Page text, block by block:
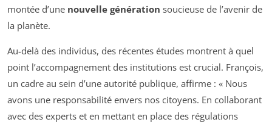
montée d’une nouvelle génération soucieuse de l’avenir de
la planète.
Au-delà des individus, des récentes études montrent à quel
point l’accompagnement des institutions est crucial. François,
un cadre au sein d’une autorité publique, affirme : « Nous
avons une responsabilité envers nos citoyens. En collaborant
avec des experts et en mettant en place des régulations